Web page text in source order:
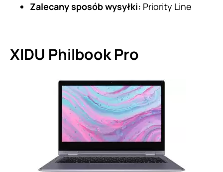
Zalecany sposób wysyłki: Priority Line
XIDU Philbook Pro